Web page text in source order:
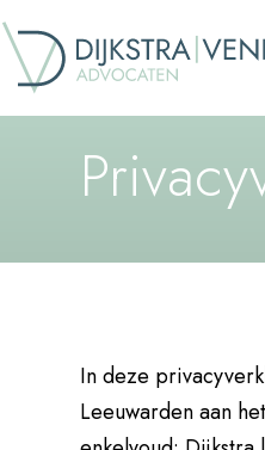
In deze
Leeuwarden aan